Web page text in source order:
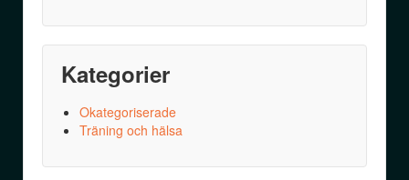
Kategorier
Okategoriserade
Träning och hälsa